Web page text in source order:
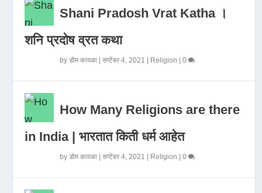
Shani Pradosh Vrat Katha ।
शनि प्रदोष व्रत कथा
byडोम कावळा |सप्टेंबर 4, 2021 Religion |0
How Many Religions are there
in India | भारतात किती धर्म आहेत
byडोम कावळा |सप्टेंबर 4, 2021 Religion |0